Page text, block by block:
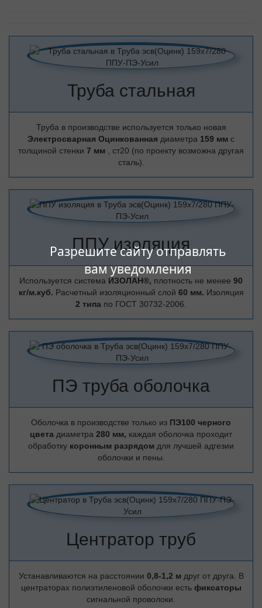
Разрешите сайту отправлять
вам уведомления
Труба стальная
Труба в производстве используется только новая
Электросварная Оцинкованная диаметра 159 мм с
толщиной стенки 7 мм , ст20 (по проекту возможна другая
сталь).
ППУ изоляция
Используется система ИЗОЛАН®, плотность не менее 90
кг/м.куб. Расчетный изоляционный слой 60 мм. Изоляция
2 типа по ГОСТ 30732-2006.
ПЭ труба оболочка
Оболочка в производстве только из ПЭ100 черного
цвета диаметра 280 мм, каждая оболочка проходит
обработку коронным разрядом для лучшей адгезии
оболочки и пены.
Центратор труб
Устанавливаются на расстоянии 0,8-1,2 м друг от друга. В
центраторах полиэтиленовой оболочки есть фиксаторы
сигнальной проволоки.